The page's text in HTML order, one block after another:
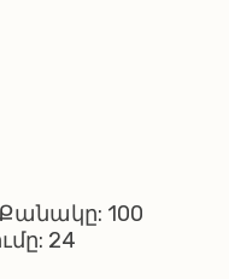
100
24